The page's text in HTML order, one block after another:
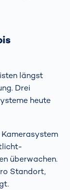
längst
Drei
heute
Kamerasystem
überwachen.
Standort,